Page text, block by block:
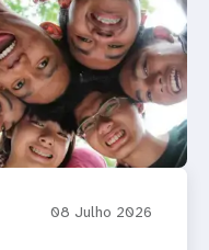
08 Julho 2026